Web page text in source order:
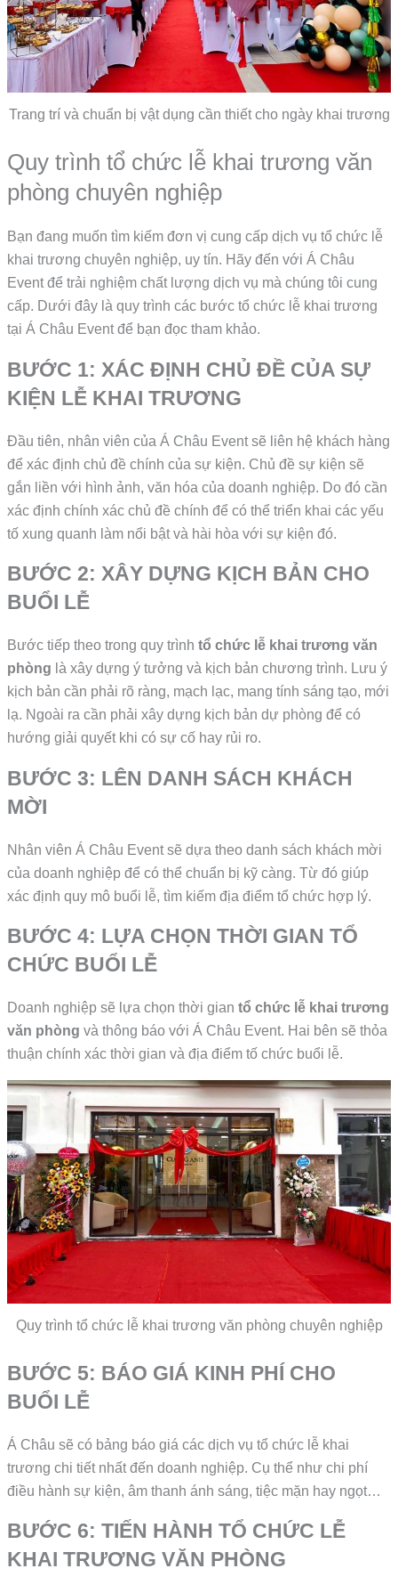
Trang trí và chuẩn bị vật dụng cần thiết cho ngày khai trương
Quy trình tổ chức lễ khai trương văn
phòng chuyên nghiệp
Bạn đang muốn tìm kiếm đơn vị cung cấp dịch vụ tổ chức lễ
khai trương chuyên nghiệp, uy tín. Hãy đến với Á Châu
Event để trải nghiệm chất lượng dịch vụ mà chúng tôi cung
cấp. Dưới đây là quy trình các bước tổ chức lễ khai trương
tại Á Châu Event để bạn đọc tham khảo.
BƯỚC 1: XÁC ĐỊNH CHỦ ĐỀ CỦA SỰ
KIỆN LỄ KHAI TRƯƠNG
Đầu tiên, nhân viên của Á Châu Event sẽ liên hệ khách hàng
để xác định chủ đề chính của sự kiện. Chủ đề sự kiện sẽ
gắn liền với hình ảnh, văn hóa của doanh nghiệp. Do đó cần
xác định chính xác chủ đề chính để có thể triển khai các yếu
tố xung quanh làm nổi bật và hài hòa với sự kiện đó.
BƯỚC 2: XÂY DỰNG KỊCH BẢN CHO
BUỔI LỄ
Bước tiếp theo trong quy trìnhtổ chức lễ khai trương văn
phòng là xây dựng ý tưởng và kịch bản chương trình. Lưu ý
kịch bản cần phải rõ ràng, mạch lạc, mang tính sáng tạo, mới
lạ. Ngoài ra cần phải xây dựng kịch bản dự phòng để có
hướng giải quyết khi có sự cố hay rủi ro.
BƯỚC 3: LÊN DANH SÁCH KHÁCH
MỜI
Nhân viên Á Châu Event sẽ dựa theo danh sách khách mời
của doanh nghiệp để có thể chuẩn bị kỹ càng. Từ đó giúp
xác định quy mô buổi lễ, tìm kiếm địa điểm tổ chức hợp lý.
BƯỚC 4: LỰA CHỌN THỜI GIAN TỔ
CHỨC BUỔI LỄ
Doanh nghiệp sẽ lựa chọn thời giantổ chức lễ khai trương
văn phòng và thông báo với Á Châu Event. Hai bên sẽ thỏa
thuận chính xác thời gian và địa điểm tố chức buổi lễ.
Quy trình tổ chức lễ khai trương văn phòng chuyên nghiệp
BƯỚC 5: BÁO GIÁ KINH PHÍ CHO
BUỔI LỄ
Á Châu sẽ có bảng báo giá các dịch vụ tổ chức lễ khai
trương chi tiết nhất đến doanh nghiệp. Cụ thể như chi phí
điều hành sự kiện, âm thanh ánh sáng, tiệc mặn hay ngọt…
BƯỚC 6: TIẾN HÀNH TỔ CHỨC LỄ
KHAI TRƯƠNG VĂN PHÒNG